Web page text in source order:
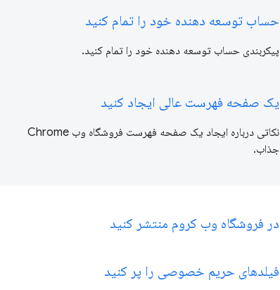
حساب توسعه دهنده خود را تمام کنید
پیکربندی حساب توسعه دهنده خود را تمام کنید.
یک صفحه فهرست عالی ایجاد کنید
نکاتی درباره ایجاد یک صفحه فهرست فروشگاه وب Chrome
جذاب.
در فروشگاه وب کروم منتشر کنید
فیلدهای حریم خصوصی را پر کنید